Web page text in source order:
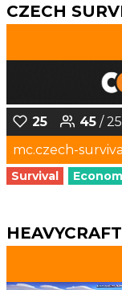
CZECH
25 45 /
mc.czech-
Survival
HEAVYCRAFT